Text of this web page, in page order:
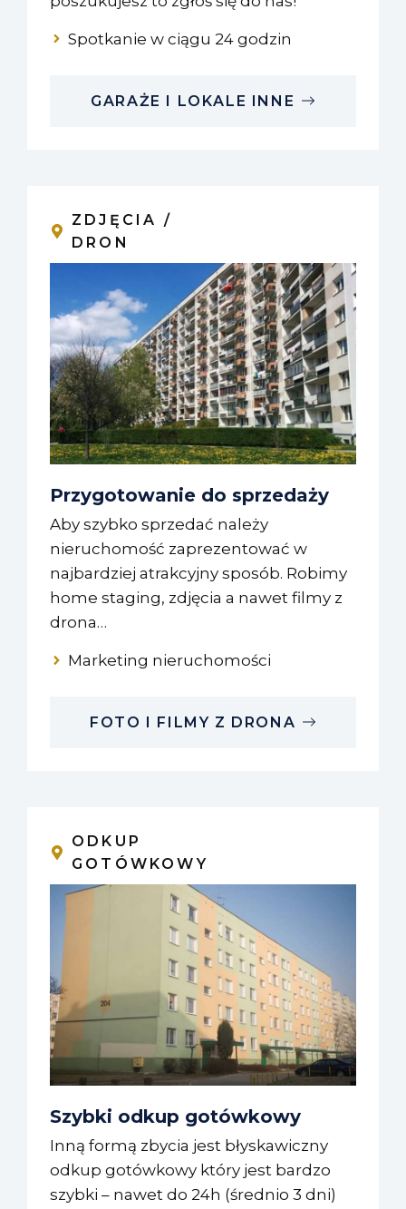
Spotkanie w ciągu 24 godzin
GARAŻE I LOKALE INNE
ZDJĘCIA /
DRON
Przygotowanie do sprzedaży
Aby szybko sprzedać należy
nieruchomość zaprezentować w
najbardziej atrakcyjny sposób. Robimy
home staging, zdjęcia a nawet filmy z
drona…
Marketing nieruchomości
FOTO I FILMY Z DRONA
ODKUP
GOTÓWKOWY
Szybki odkup gotówkowy
Inną formą zbycia jest błyskawiczny
odkup gotówkowy który jest bardzo
szybki – nawet do 24h (średnio 3 dni)